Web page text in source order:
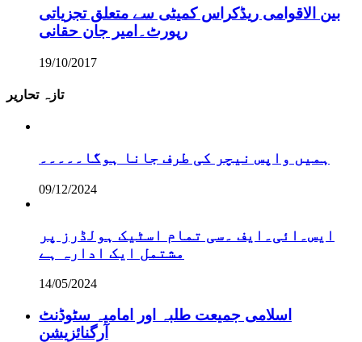
بین الاقوامی ریڈکراس کمیٹی سے متعلق تجزیاتی
رپورٹ۔امیر جان حقانی
19/10/2017
تازہ تحاریر
ہمیں واپس نیچر کی طرف جانا ہوگا۔۔۔۔۔
09/12/2024
ایس۔ائی۔ایف ۔سی تمام اسٹیک ہولڈرز پر
مشتمل ایک ادارہ ہے
14/05/2024
اسلامی جمیعت طلبہ اور امامیہ سٹوڈنٹ
آرگنائزیشن